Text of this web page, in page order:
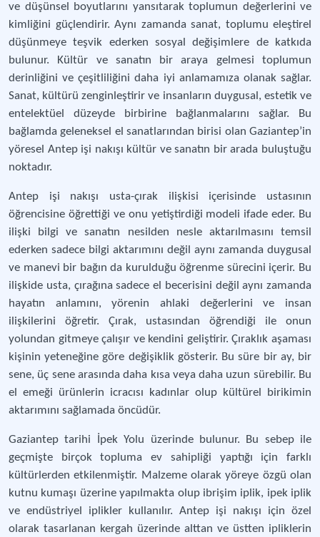
ve düşünsel boyutlarını yansıtarak toplumun değerlerini ve
kimliğini güçlendirir. Aynı zamanda sanat, toplumu eleştirel
düşünmeye teşvik ederken sosyal değişimlere de katkıda
bulunur. Kültür ve sanatın bir araya gelmesi toplumun
derinliğini ve çeşitliliğini daha iyi anlamamıza olanak sağlar.
Sanat, kültürü zenginleştirir ve insanların duygusal, estetik ve
entelektüel düzeyde birbirine bağlanmalarını sağlar. Bu
bağlamda geleneksel el sanatlarından birisi olan Gaziantep’in
yöresel Antep işi nakışı kültür ve sanatın bir arada buluştuğu
noktadır.
Antep işi nakışı usta-çırak ilişkisi içerisinde ustasının
öğrencisine öğrettiği ve onu yetiştirdiği modeli ifade eder. Bu
ilişki bilgi ve sanatın nesilden nesle aktarılmasını temsil
ederken sadece bilgi aktarımını değil aynı zamanda duygusal
ve manevi bir bağın da kurulduğu öğrenme sürecini içerir. Bu
ilişkide usta, çırağına sadece el becerisini değil aynı zamanda
hayatın anlamını, yörenin ahlaki değerlerini ve insan
ilişkilerini öğretir. Çırak, ustasından öğrendiği ile onun
yolundan gitmeye çalışır ve kendini geliştirir. Çıraklık aşaması
kişinin yeteneğine göre değişiklik gösterir. Bu süre bir ay, bir
sene, üç sene arasında daha kısa veya daha uzun sürebilir. Bu
el emeği ürünlerin icracısı kadınlar olup kültürel birikimin
aktarımını sağlamada öncüdür.
Gaziantep tarihi İpek Yolu üzerinde bulunur. Bu sebep ile
geçmişte birçok topluma ev sahipliği yaptığı için farklı
kültürlerden etkilenmiştir. Malzeme olarak yöreye özgü olan
kutnu kumaşı üzerine yapılmakta olup ibrişim iplik, ipek iplik
ve endüstriyel iplikler kullanılır. Antep işi nakışı için özel
olarak tasarlanan kergah üzerinde alttan ve üstten ipliklerin